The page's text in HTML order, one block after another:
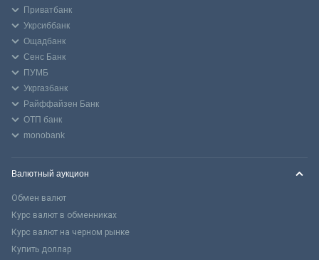
Приватбанк
Укрсиббанк
Ощадбанк
Сенс Банк
ПУМБ
Укргазбанк
Райффайзен Банк
ОТП банк
monobank
Валютный аукцион
Обмен валют
Курс валют в обменниках
Курс валют на черном рынке
Купить доллар